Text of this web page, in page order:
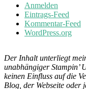
Anmelden
Eintrags-Feed
Kommentar-Feed
WordPress.org
Der Inhalt unterliegt
unabhängiger Stampin’
keinen Einfluss auf die
Blog, der Webseite oder